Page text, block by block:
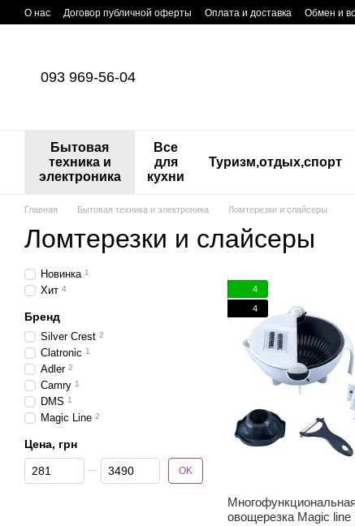
Перейти к основному контенту
О нас Договор публичной оферты Оплата и доставка Обмен и
093 969-56-04
Бытовая
техника и
электроника
Все
для
кухни
Туризм,отдых,спорт
Главная Бытовая техника и электроника Ломтерезки и слайсеры
Ломтерезки и слайсеры
4
4
овощерезка Magic line
Новинка 1
Хит 4
Бренд
Silver Crest 2
Clatronic 1
Adler 2
Camry 1
DMS 1
Magic Line 2
Цена, грн
От Цена, грн
До Цена, грн OK